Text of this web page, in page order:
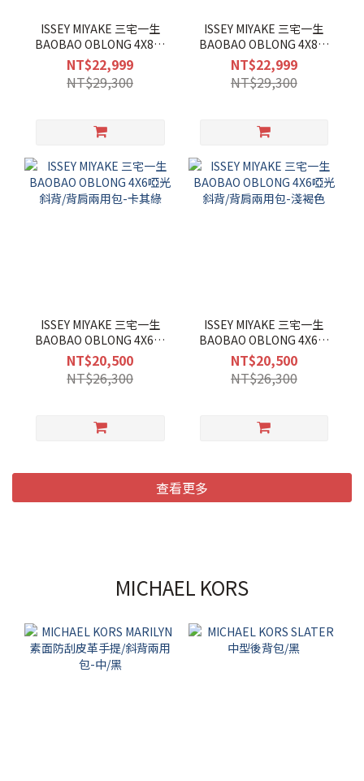
ISSEY MIYAKE 三宅一生
BAOBAO OBLONG 4X8啞
光斜背/背肩兩用包-淺褐色
NT$22,999
NT$29,300
ISSEY MIYAKE 三宅一生
BAOBAO OBLONG 4X8啞
光斜背/背肩兩用包-黑
NT$22,999
NT$29,300
ISSEY MIYAKE 三宅一生
BAOBAO OBLONG 4X6啞
光斜背/背肩兩用包-卡其綠
NT$20,500
NT$26,300
ISSEY MIYAKE 三宅一生
BAOBAO OBLONG 4X6啞
光斜背/背肩兩用包-淺褐色
NT$20,500
NT$26,300
查看更多
MICHAEL KORS